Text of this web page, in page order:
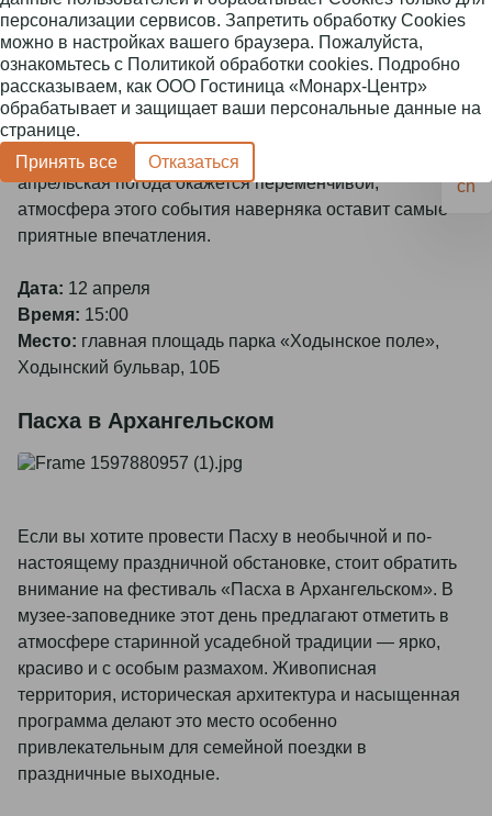
настроение Светлого Воскресения и провести этот
день в тёплой, светлой обстановке.
Пасхальный концерт в парке «Ходынское поле»
подойдёт и взрослым, и детям, а сама площадка
удобна для прогулки и отдыха всей семьёй. Даже если
апрельская погода окажется переменчивой,
атмосфера этого события наверняка оставит самые
приятные впечатления.
Дата: 12 апреля
Время: 15:00
Место: главная площадь парка «Ходынское поле»,
Ходынский бульвар, 10Б
Пасха в Архангельском
Если вы хотите провести Пасху в необычной и по-
настоящему праздничной обстановке, стоит обратить
внимание на фестиваль «Пасха в Архангельском». В
музее-заповеднике этот день предлагают отметить в
атмосфере старинной усадебной традиции — ярко,
красиво и с особым размахом. Живописная
территория, историческая архитектура и насыщенная
программа делают это место особенно
привлекательным для семейной поездки в
праздничные выходные.
персонализации сервисов. Запретить обработку Cookies
можно в настройках вашего браузера. Пожалуйста,
ознакомьтесь с Политикой обработки cookies. Подробно
рассказываем, как ООО Гостиница «Монарх-Центр»
обрабатывает и защищает ваши персональные данные на
странице.
Принять все
Отказаться
cn